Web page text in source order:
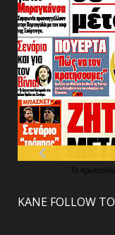
Τα
ΚΑΝΕ FOLLOW